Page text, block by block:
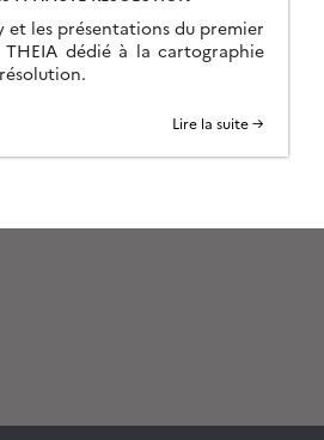
et les présentations du premier
dédié à la cartographie
Lire la suite →